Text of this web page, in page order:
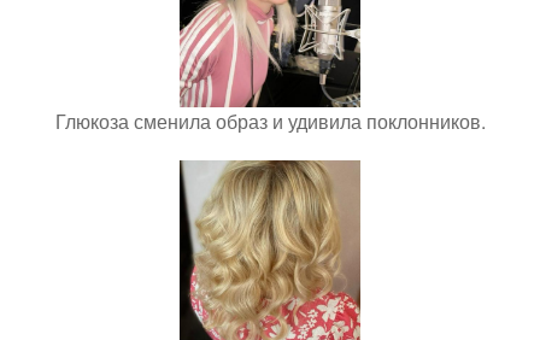
Глюкоза сменила образ и удивила поклонников.